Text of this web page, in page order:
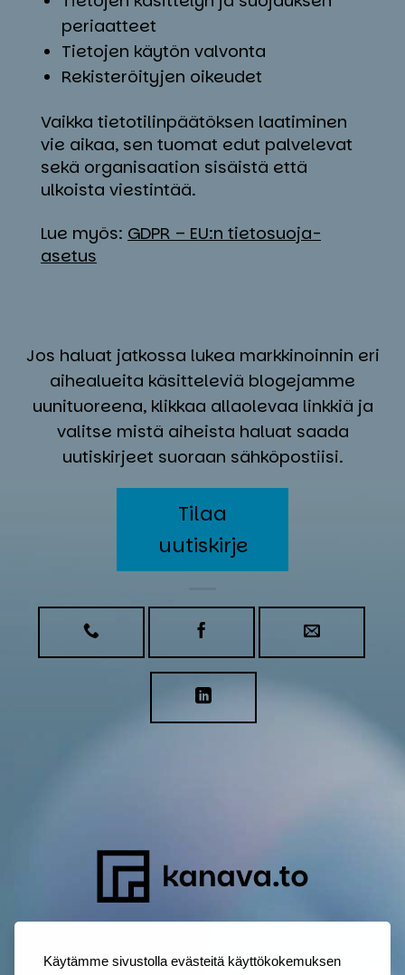
Käytämme sivustolla evästeitä käyttökokemuksen
periaatteet
Tietojen käytön valvonta
Rekisteröityjen oikeudet
Vaikka tietotilinpäätöksen laatiminen
vie aikaa, sen tuomat edut palvelevat
sekä organisaation sisäistä että
ulkoista viestintää.
Lue myös: GDPR – EU:n tietosuoja-
asetus
Jos haluat jatkossa lukea markkinoinnin eri
aihealueita käsitteleviä blogejamme
uunituoreena, klikkaa allaolevaa linkkiä ja
valitse mistä aiheista haluat saada
uutiskirjeet suoraan sähköpostiisi.
Tilaa
uutiskirje